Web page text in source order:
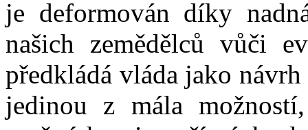
je deformován díky
našich zemědělců vůči
předkládá vláda jako
jedinou z mála